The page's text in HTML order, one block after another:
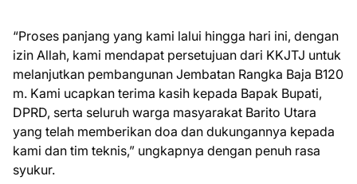
“Proses panjang yang kami lalui hingga hari ini, dengan
izin Allah, kami mendapat persetujuan dari KKJTJ untuk
melanjutkan pembangunan Jembatan Rangka Baja B120
m. Kami ucapkan terima kasih kepada Bapak Bupati,
DPRD, serta seluruh warga masyarakat Barito Utara
yang telah memberikan doa dan dukungannya kepada
kami dan tim teknis,” ungkapnya dengan penuh rasa
syukur.